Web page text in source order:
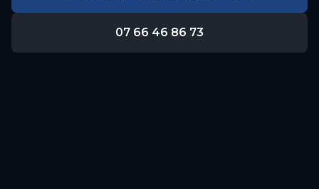
07 66 46 86 73